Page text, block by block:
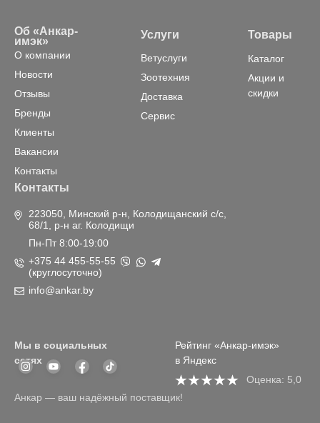
Об «Анкар-
имэк»
О компании
Новости
Отзывы
Бренды
Клиенты
Вакансии
Контакты
Услуги
Ветуслуги
Доставка
Сервис
Зоотехния
Товары
Каталог
Акции и
скидки
Контакты
223050, Минский р-н, Колодищанский с/с,
68/1, р-н аг. Колодищи
Пн-Пт 8:00-19:00
+375 44 455-55-55
(круглосуточно)
info@ankar.by
Анкар — ваш надёжный поставщик!
Мы в социальных
сетях
Рейтинг «Анкар-имэк»
в Яндекс
Оценка: 5,0